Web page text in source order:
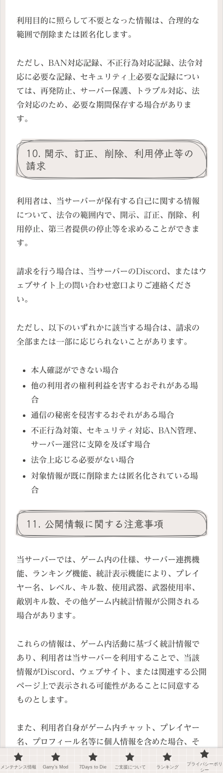
利用目的に照らして不要となった情報は、合理的な
範囲で削除または匿名化します。
ただし、BAN対応記録、不正行為対応記録、法令対
応に必要な記録、セキュリティ上必要な記録につい
ては、再発防止、サーバー保護、トラブル対応、法
令対応のため、必要な期間保存する場合がありま
す。
10. 開示、訂正、削除、利用停止等の
請求
利用者は、当サーバーが保有する自己に関する情報
について、法令の範囲内で、開示、訂正、削除、利
用停止、第三者提供の停止等を求めることができま
す。
請求を行う場合は、当サーバーのDiscord、またはウ
ェブサイト上の問い合わせ窓口よりご連絡くださ
い。
ただし、以下のいずれかに該当する場合は、請求の
全部または一部に応じられないことがあります。
本人確認ができない場合
他の利用者の権利利益を害するおそれがある場
合
通信の秘密を侵害するおそれがある場合
不正行為対策、セキュリティ対応、BAN管理、
サーバー運営に支障を及ぼす場合
法令上応じる必要がない場合
対象情報が既に削除または匿名化されている場
合
11. 公開情報に関する注意事項
当サーバーでは、ゲーム内の仕様、サーバー連携機
能、ランキング機能、統計表示機能により、プレイ
ヤー名、レベル、キル数、使用武器、武器使用率、
敵別キル数、その他ゲーム内統計情報が公開される
場合があります。
これらの情報は、ゲーム内活動に基づく統計情報で
あり、利用者は当サーバーを利用することで、当該
情報がDiscord、ウェブサイト、または関連する公開
ページ上で表示される可能性があることに同意する
ものとします。
また、利用者自身がゲーム内チャット、プレイヤー
名、プロフィール名等に個人情報を含めた場合、そ
の情報が公開される可能性があります。
メンテナンス情報 Garry’s Mod 7Days to Die ご支援について ランキング
プライバシーポリ
シー